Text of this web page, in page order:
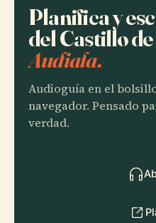
Planifica y
del Castillo
Audiala.
Audioguía en el
navegador. Pensado
verdad.